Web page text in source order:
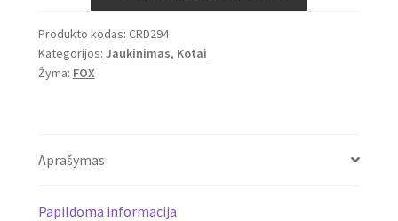
Produkto kodas: CRD294
Kategorijos: Jaukinimas, Kotai
Žyma: FOX
Aprašymas
Papildoma informacija